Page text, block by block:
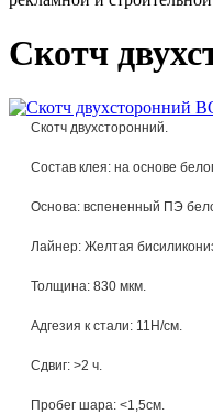
Скотч
Скотч двухсторонний.
Состав клея: на основе
Основа: вспененный ПЭ
Лайнер: Желтая
Толщина: 830 мкм.
Адгезия к стали: 11Н/см.
Сдвиг: >2 ч.
Пробег шара: <1,5см.